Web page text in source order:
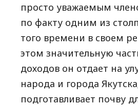
просто уважаемым
по факту одним из
того времени в своем
этом значительную
доходов он отдает на
народа и города
подготавливает почву